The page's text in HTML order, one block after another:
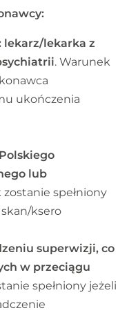
lekarz/lekarka z
. Warunek
ukończenia
lub
zostanie spełniony
ksero
superwizji, co
w przeciągu
spełniony jeżeli